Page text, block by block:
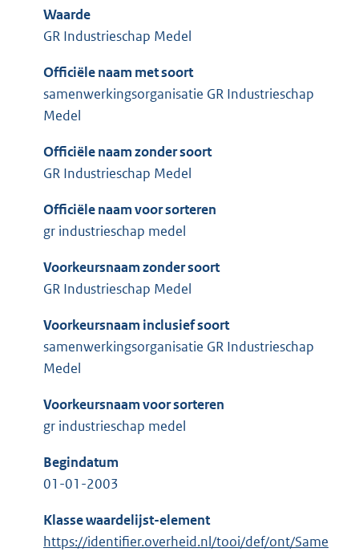
Waarde
GR Industrieschap Medel
Officiële naam met soort
samenwerkingsorganisatie GR Industrieschap
Medel
Officiële naam zonder soort
GR Industrieschap Medel
Officiële naam voor sorteren
gr industrieschap medel
Voorkeursnaam zonder soort
GR Industrieschap Medel
Voorkeursnaam inclusief soort
samenwerkingsorganisatie GR Industrieschap
Medel
Voorkeursnaam voor sorteren
gr industrieschap medel
Begindatum
01-01-2003
Klasse waardelijst-element
https://identifier.overheid.nl/tooi/def/ont/Same